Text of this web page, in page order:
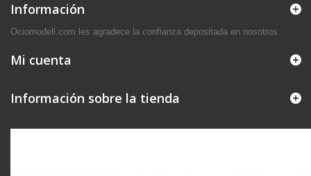
Información
Ociomodell.com les agradece la confianza depositada en nosotros.
Mi cuenta
Información sobre la tienda